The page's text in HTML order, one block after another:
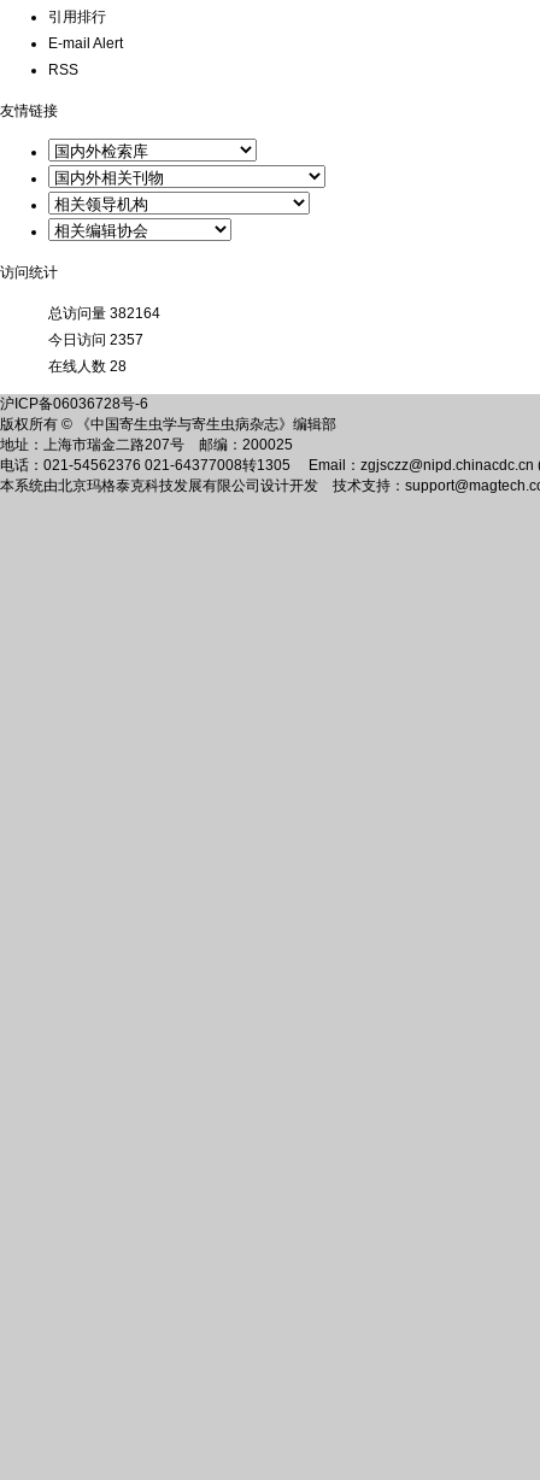
引用排行
E-mail Alert
RSS
友情链接
访问统计
总访问量 382164
今日访问 2357
在线人数 28
沪ICP备06036728号-6
版权所有 © 《中国寄生虫学与寄生虫病杂志》编辑部
地址：上海市瑞金二路207号 邮编：200025
电话：021-54562376 021-64377008转1305 Email：
本系统由北京玛格泰克科技发展有限公司 设计开发 技术支持：